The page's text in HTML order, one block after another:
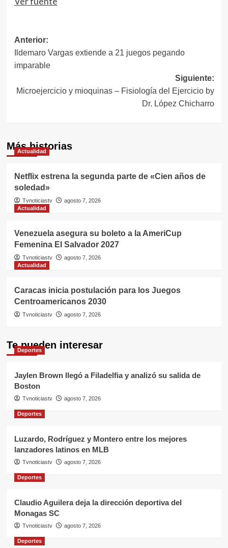
Navegación
de
entradas
Anterior:
Ildemaro Vargas extiende a 21 juegos pegando
imparable
Siguiente:
Microejercicio y mioquinas – Fisiología del Ejercicio by
Dr. López Chicharro
Más historias
Actualidad
Netflix estrena la segunda parte de «Cien años de
soledad»
Tvnoticiastv
agosto 7, 2026
Actualidad
Venezuela asegura su boleto a la AmeriCup
Femenina El Salvador 2027
Tvnoticiastv
agosto 7, 2026
Actualidad
Caracas inicia postulación para los Juegos
Centroamericanos 2030
Tvnoticiastv agosto 7, 2026
Te pueden interesar
Deportes
Jaylen Brown llegó a Filadelfia y analizó su salida de
Boston
Tvnoticiastv agosto 7, 2026
Deportes
Luzardo, Rodríguez y Montero entre los mejores
lanzadores latinos en MLB
Tvnoticiastv agosto 7, 2026
Deportes
Claudio Aguilera deja la dirección deportiva del
Monagas SC
Tvnoticiastv agosto 7, 2026
Deportes